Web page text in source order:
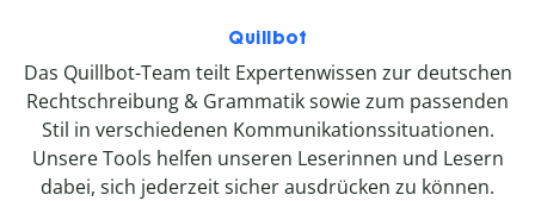
Quillbot
Das Quillbot-Team teilt Expertenwissen zur deutschen
Rechtschreibung & Grammatik sowie zum passenden
Stil in verschiedenen Kommunikationssituationen.
Unsere Tools helfen unseren Leserinnen und Lesern
dabei, sich jederzeit sicher ausdrücken zu können.